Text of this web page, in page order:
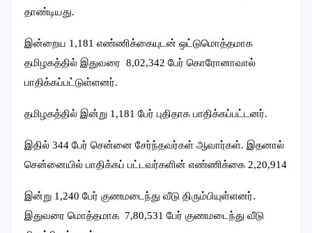
தாண்டியது.
இன்றைய 1,181 எண்ணிக்கையுடன் ஒட்டுமொத்தமாக
தமிழகத்தில் இதுவரை 8,02,342 பேர் கொரோனாவால்
பாதிக்கப்பட்டுள்ளனர்.
தமிழகத்தில் இன்று 1,181 பேர் புதிதாக பாதிக்கப்பட்டனர்.
இதில் 344 பேர் சென்னை சேர்ந்தவர்கள் ஆவார்கள். இதனால்
சென்னையில் பாதிக்கப் பட்டவர்களின் எண்ணிக்கை 2,20,914
இன்று 1,240 பேர் குணமடைந்து வீடு திரும்பியுள்ளனர்.
இதுவரை மொத்தமாக 7,80,531 பேர் குணமடைந்து வீடு